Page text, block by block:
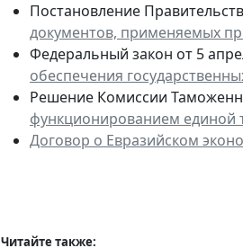
Постановление
документов, применяемых
Федеральный закон от 5
обеспечения
Решение Комиссии
функционированием единой
Договор о Евразийском
Читайте также: